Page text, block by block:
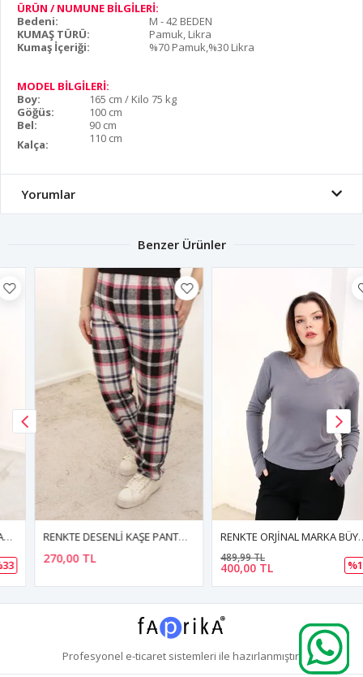
ÜRÜN / NUMUNE BİLGİLERİ:
Bedeni:
M - 42 BEDEN
KUMAŞ TÜRÜ:
Pamuk, Likra
Kumaş İçeriği:
%70 Pamuk,%30 Likra
MODEL BİLGİLERİ:
Boy:
165 cm / Kilo 75 kg
Göğüs:
100 cm
Bel:
90 cm
Kalça:
110 cm
Yorumlar
Benzer Ürünler
RENKTE DESENLİ KAŞE PANTOLON
270,00 TL
RENKTE ORJİNAL MARKA BÜYÜK BEDEN V YAKA FÜME BLUZ
400,00 TL
489,99 TL
Profesyonel e-ticaretsistemleri ile hazırlanmıştır.